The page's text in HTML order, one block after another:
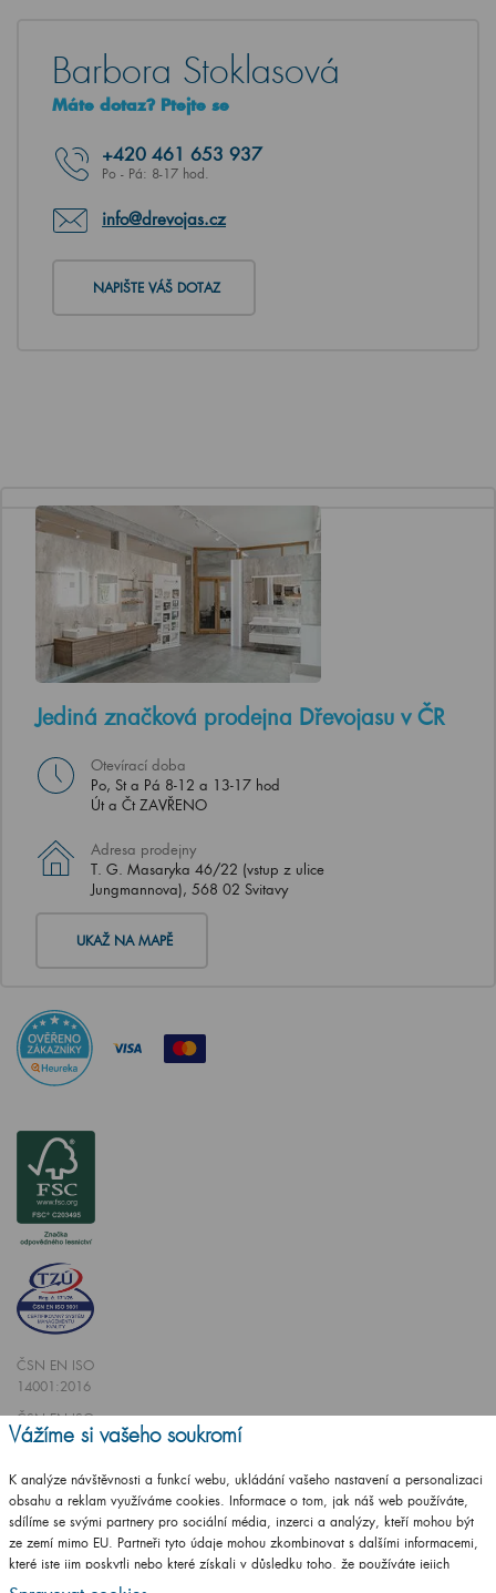
Barbora Stoklasová
Máte dotaz? Ptejte se
+420 461 653 937
Po - Pá: 8-17 hod.
info@drevojas.cz
NAPIŠTE VÁŠ DOTAZ
Jediná značková prodejna Dřevojasu v ČR
Otevírací doba
Po, St a Pá 8-12 a 13-17 hod
Út a Čt ZAVŘENO
Adresa prodejny
T. G. Masaryka 46/22 (vstup z ulice
Jungmannova), 568 02 Svitavy
UKAŽ NA MAPĚ
ČSN EN ISO
14001:2016
ČSN EN ISO
9001:2016
Vytvořilo studioCZECHGROUP.cz
Vážíme si vašeho soukromí
K analýze návštěvnosti a funkcí webu, ukládání vašeho nastavení a personalizaci
obsahu a reklam využíváme cookies. Informace o tom, jak náš web používáte,
sdílíme se svými partnery pro sociální média, inzerci a analýzy, kteří mohou být
ze zemí mimo EU. Partneři tyto údaje mohou zkombinovat s dalšími informacemi,
které jste jim poskytli nebo které získali v důsledku toho, že používáte jejich
služby.
Podrobné informace